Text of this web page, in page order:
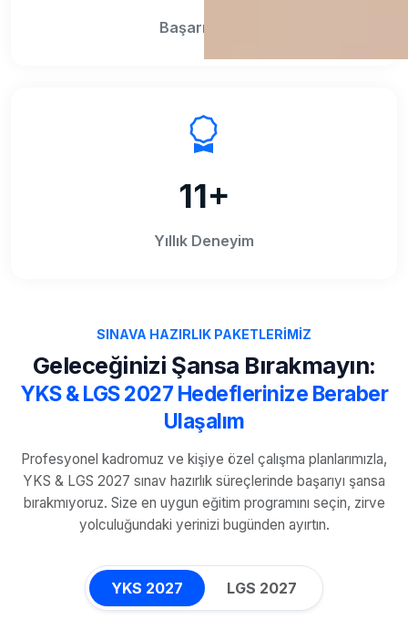
Başarı Oranı
11+
Yıllık Deneyim
SINAVA HAZIRLIK PAKETLERIMIZ
Geleceğinizi Şansa Bırakmayın:
YKS & LGS 2027 Hedeflerinize Beraber
Ulaşalım
Profesyonel kadromuz ve kişiye özel çalışma planlarımızla,
YKS & LGS 2027 sınav hazırlık süreçlerinde başarıyı şansa
bırakmıyoruz. Size en uygun eğitim programını seçin, zirve
yolculuğundaki yerinizi bugünden ayırtın.
YKS 2027 LGS 2027